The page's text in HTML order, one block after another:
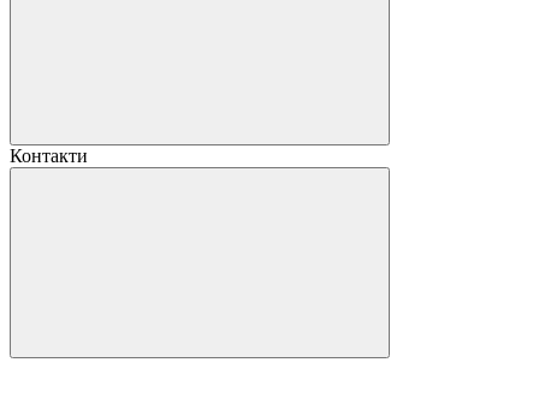
Контакти